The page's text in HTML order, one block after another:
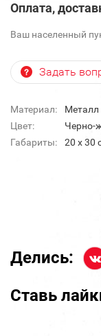
Оплата,
Ваш населенный
Задать
Материал:
Металл
Цвет:
Черно-
Габариты:
20 х 30
Делись:
Ставь